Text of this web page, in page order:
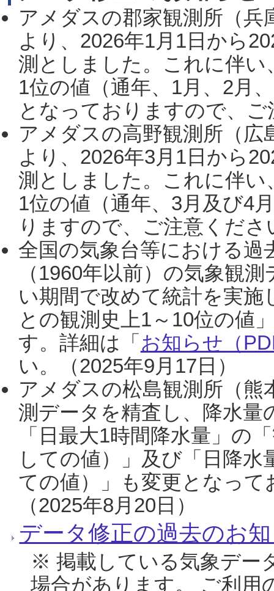
アメダスの郡家観測所（
より、2026年1月1日から
測としました。これに伴い
1位の値（通年、1月、2月
となっておりますので、
アメダスの高野観測所（
より、2026年3月1日から
測としました。これに伴い
1位の値（通年、3月及び4
りますので、ご注意くだ
全国の気象台等における過
（1960年以前）の気象観
い期間で改めて統計を実
との観測史上1～10位の値
す。詳細は「 お知らせ（
い。（2025年9月17日）
アメダスの松島観測所（熊
測データを精査し、降水
「日最大1時間降水量」の
しての値）」及び「日降
ての値）」も変更となっ
（2025年8月20日）
データ修正の過去のお
※ 掲載している気象デー
場合があります。 ご利用